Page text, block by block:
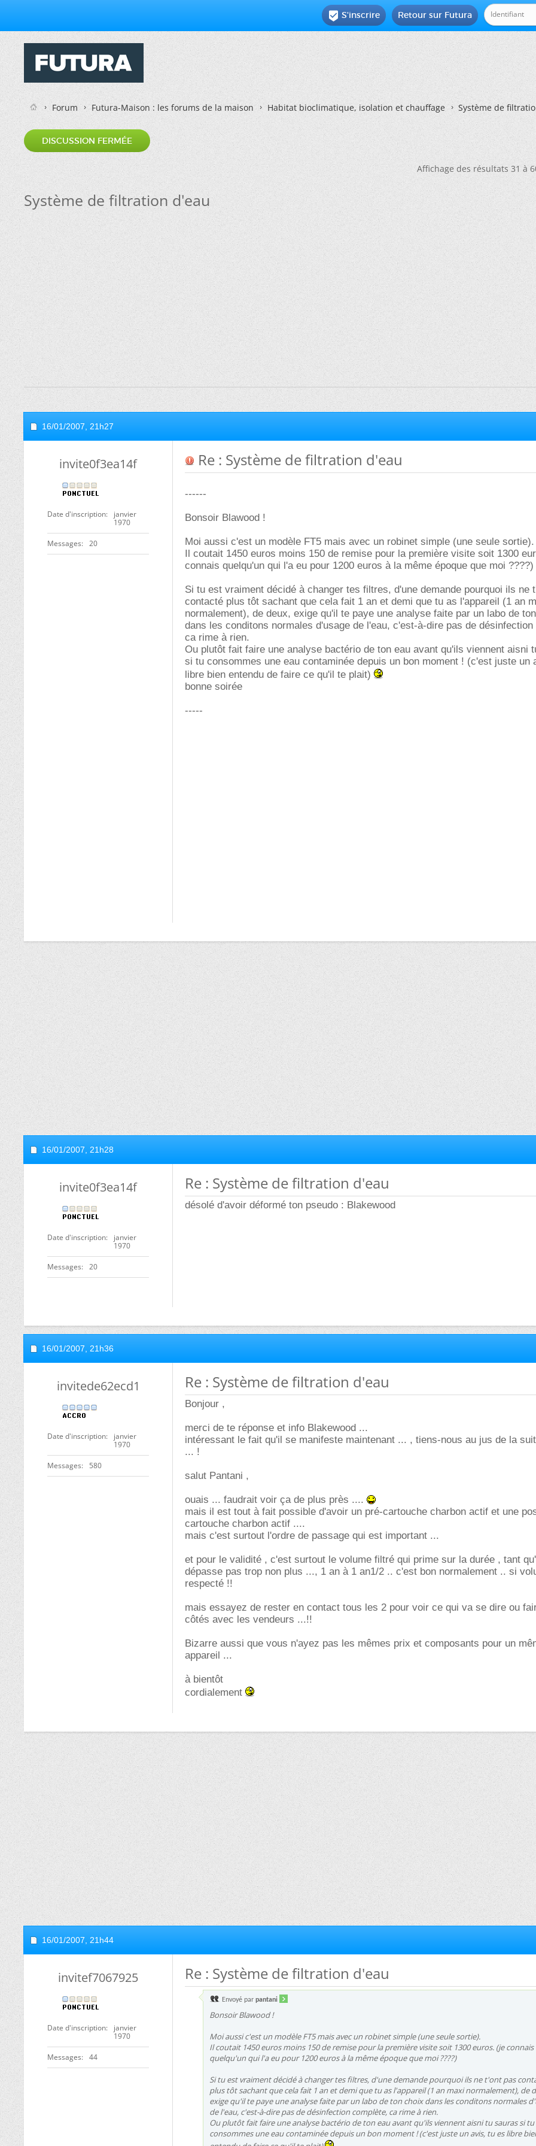
Retour sur Futura
 S'inscrire
Forum Futura-Maison : les forums de la maison Habitat bioclimatique, isolation et chauffage Système de
DISCUSSION FERMÉE
Affichage des résultats 31 à
Système de filtration d'eau
16/01/2007, 21h27
invite0f3ea14f
Date d'inscription
janvier
1970
Messages 20
Re : Système de filtration d'eau
------
Bonsoir Blawood !
Moi aussi c'est un modèle FT5 mais avec un robinet simple (une seule sortie).
Il coutait 1450 euros moins 150 de remise pour la première visite soit 1300
connais quelqu'un qui l'a eu pour 1200 euros à la même époque que moi ????)
Si tu est vraiment décidé à changer tes filtres, d'une demande pourquoi ils ne
contacté plus tôt sachant que cela fait 1 an et demi que tu as l'appareil (1 an
normalement), de deux, exige qu'il te paye une analyse faite par un labo de
dans les conditons normales d'usage de l'eau, c'est-à-dire pas de désinfection
ca rime à rien.
Ou plutôt fait faire une analyse bactério de ton eau avant qu'ils viennent aisni
si tu consommes une eau contaminée depuis un bon moment ! (c'est juste un
libre bien entendu de faire ce qu'il te plait)
bonne soirée
-----
16/01/2007, 21h28
invite0f3ea14f
Date d'inscription
janvier
1970
Messages 20
Re : Système de filtration d'eau
désolé d'avoir déformé ton pseudo : Blakewood
16/01/2007, 21h36
invitede62ecd1
Date d'inscription
janvier
1970
Messages 580
Re : Système de filtration d'eau
Bonjour ,
merci de te réponse et info Blakewood ...
intéressant le fait qu'il se manifeste maintenant ... , tiens-nous au jus de la
... !
salut Pantani ,
ouais ... faudrait voir ça de plus près ....
mais il est tout à fait possible d'avoir un pré-cartouche charbon actif et une
cartouche charbon actif ....
mais c'est surtout l'ordre de passage qui est important ...
et pour le validité , c'est surtout le volume filtré qui prime sur la durée , tant
dépasse pas trop non plus ..., 1 an à 1 an1/2 .. c'est bon normalement .. si
respecté !!
mais essayez de rester en contact tous les 2 pour voir ce qui va se dire ou
côtés avec les vendeurs ...!!
Bizarre aussi que vous n'ayez pas les mêmes prix et composants pour un
appareil ...
à bientôt
cordialement
16/01/2007, 21h44
invitef7067925
Date d'inscription
janvier
1970
Messages 44
Re : Système de filtration d'eau
Envoyé par pantani
Bonsoir Blawood !
Moi aussi c'est un modèle FT5 mais avec un robinet simple (une seule sortie).
Il coutait 1450 euros moins 150 de remise pour la première visite soit 1300 euros. (je connais
quelqu'un qui l'a eu pour 1200 euros à la même époque que moi ????)
Si tu est vraiment décidé à changer tes filtres, d'une demande pourquoi ils ne t'ont pas
plus tôt sachant que cela fait 1 an et demi que tu as l'appareil (1 an maxi normalement), de
exige qu'il te paye une analyse faite par un labo de ton choix dans les conditons normales
de l'eau, c'est-à-dire pas de désinfection complète, ca rime à rien.
Ou plutôt fait faire une analyse bactério de ton eau avant qu'ils viennent aisni tu sauras si tu
consommes une eau contaminée depuis un bon moment ! (c'est juste un avis, tu es libre